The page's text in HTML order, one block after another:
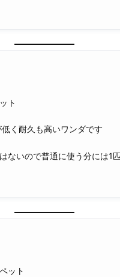
ト
く耐久も高いワンダです
ないので普通に使う分には1
ット